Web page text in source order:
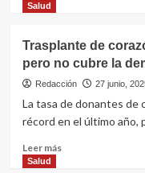
vez
más
jóvenes
de
la
lucha
contra
Muerte
Salud
Trasplante de
pero no cubre la
Redacción 27 junio,
La tasa de donantes de
récord en el último año,
Leer másLeer
Salud